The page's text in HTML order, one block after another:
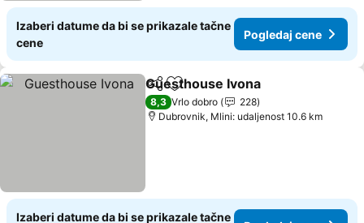
Izaberi datume da bi se prikazale tačne
cene
Pogledaj cene
Deli Dodati u favorite
Guesthouse Ivona
8,3 Vrlo dobro
228
Dubrovnik, Mlini: udaljenost 10.6 km
Izaberi datume da bi se prikazale tačne